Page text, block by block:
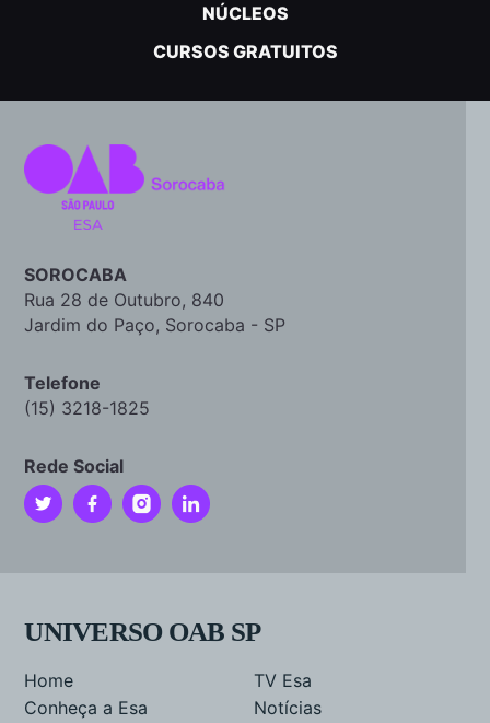
NÚCLEOS
CURSOS GRATUITOS
SOROCABA
Rua 28 de Outubro, 840
Jardim do Paço, Sorocaba - SP
Telefone
(15) 3218-1825
Rede Social
UNIVERSO OAB SP
Home
Conheça a Esa
TV Esa
Notícias